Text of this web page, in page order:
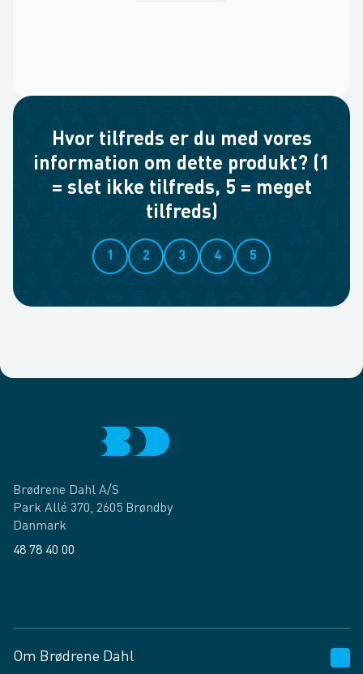
Hvor tilfreds er du med vores
information om dette produkt? (1
= slet ikke tilfreds, 5 = meget
tilfreds)
1 2 3 4 5
Brødrene Dahl A/S
Park Allé 370, 2605 Brøndby
Danmark
48 78 40 00
Om Brødrene Dahl